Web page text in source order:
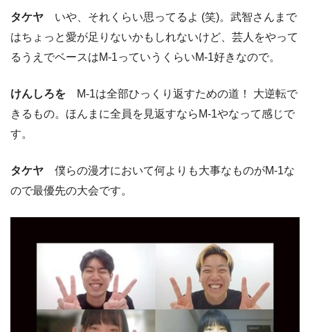
タケヤ いや、それくらい思ってるよ (笑)。武智さんまで
はちょっと愛が足りないかもしれないけど、芸人をやって
るうえでベースはM-1っていうくらいM-1好きなので。
けんしろを M-1は全部ひっくり返すための道！ 大逆転で
きるもの。ほんまに全員を見返すならM-1やなって感じで
す。
タケヤ 僕らの漫才において何よりも大事なものがM-1な
ので最優先の大会です。